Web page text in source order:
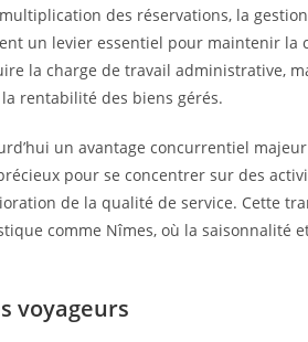
des réservations, la
un levier essentiel pour maintenir la
la charge de travail administrative,
rentabilité des biens gérés.
un avantage concurrentiel
pour se concentrer sur des
de la qualité de service. Cette
comme Nîmes, où la saisonnalité
voyageurs